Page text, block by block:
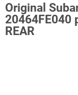
Original
20464FE040
REAR